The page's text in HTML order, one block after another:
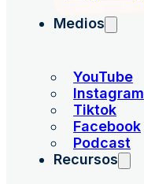
Medios
YouTube
Instagram
Tiktok
Facebook
Podcast
Recursos